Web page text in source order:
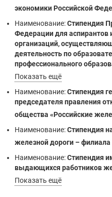
экономики Российской
Наименование:Стипендия
Федерации для аспирантов
организаций,
деятельность по
профессионального
Показать ещё
Наименование:Стипендия
председателя правления
общества «Российские
Наименование:Стипендия
железной дороги –
Наименование:Стипендия
выдающихся работников
Показать ещё